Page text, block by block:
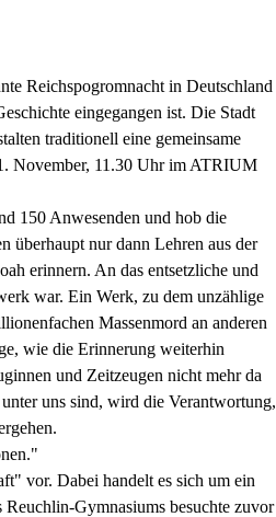
Reichspogromnacht in Deutschland
eingegangen ist. Die Stadt
traditionell eine gemeinsame
November, 11.30 Uhr im ATRIUM
150 Anwesenden und hob die
überhaupt nur dann Lehren aus der
erinnern. An das entsetzliche und
war. Ein Werk, zu dem unzählige
Massenmord an anderen
wie die Erinnerung weiterhin
und Zeitzeugen nicht mehr da
uns sind, wird die Verantwortung,
vor. Dabei handelt es sich um ein
Gymnasiums besuchte zuvor